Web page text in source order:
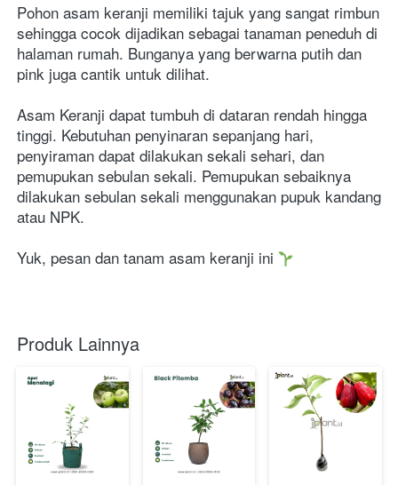
Pohon asam keranji memiliki tajuk yang sangat rimbun
sehingga cocok dijadikan sebagai tanaman peneduh di
halaman rumah. Bunganya yang berwarna putih dan
pink juga cantik untuk dilihat.
Asam Keranji dapat tumbuh di dataran rendah hingga
tinggi. Kebutuhan penyinaran sepanjang hari,
penyiraman dapat dilakukan sekali sehari, dan
pemupukan sebulan sekali. Pemupukan sebaiknya
dilakukan sebulan sekali menggunakan pupuk kandang
atau NPK.
Yuk, pesan dan tanam asam keranji ini
Produk Lainnya